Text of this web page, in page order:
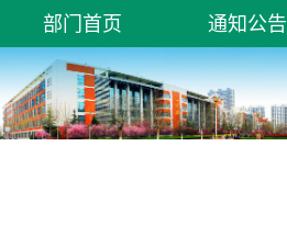
部门首页 通知公告